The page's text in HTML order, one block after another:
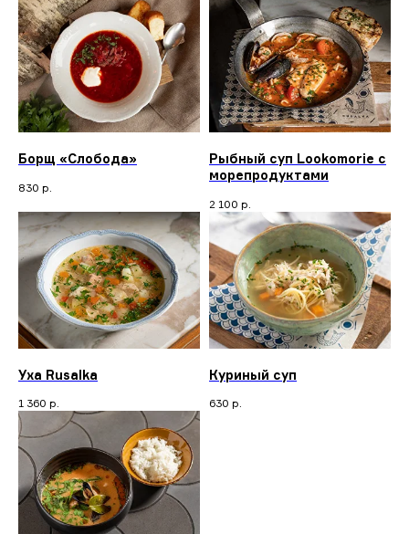
Борщ «Слобода»
830 р.
Рыбный суп Lookomorie с
морепродуктами
2 100 р.
Уха Rusalka
1 360 р.
Куриный суп
630 р.